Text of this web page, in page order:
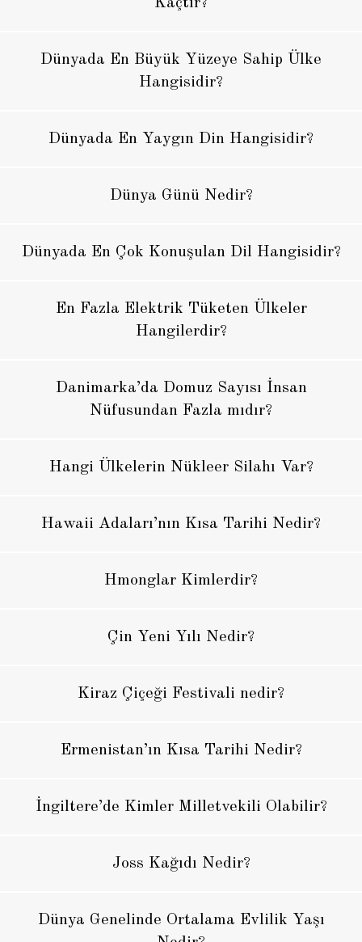
Kaçtır?
Dünyada En Büyük Yüzeye Sahip Ülke
Hangisidir?
Dünyada En Yaygın Din Hangisidir?
Dünya Günü Nedir?
Dünyada En Çok Konuşulan Dil Hangisidir?
En Fazla Elektrik Tüketen Ülkeler
Hangilerdir?
Danimarka’da Domuz Sayısı İnsan
Nüfusundan Fazla mıdır?
Hangi Ülkelerin Nükleer Silahı Var?
Hawaii Adaları’nın Kısa Tarihi Nedir?
Hmonglar Kimlerdir?
Çin Yeni Yılı Nedir?
Kiraz Çiçeği Festivali nedir?
Ermenistan’ın Kısa Tarihi Nedir?
İngiltere’de Kimler Milletvekili Olabilir?
Joss Kağıdı Nedir?
Dünya Genelinde Ortalama Evlilik Yaşı